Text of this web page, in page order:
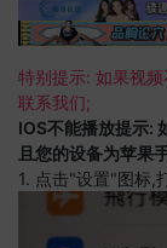
特别提示: 如果视
联系我们;
IOS不能播放提示:
且您的设备为苹果
1. 点击"设置"图标,